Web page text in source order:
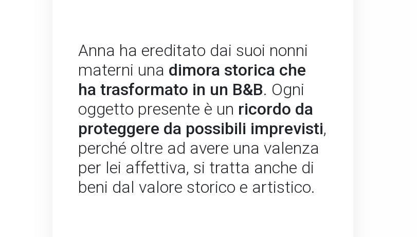
Anna ha ereditato dai suoi nonni
materni una dimora storica che
ha trasformato in un B&B. Ogni
oggetto presente è un ricordo da
proteggere da possibili imprevisti,
perché oltre ad avere una valenza
per lei affettiva, si tratta anche di
beni dal valore storico e artistico.